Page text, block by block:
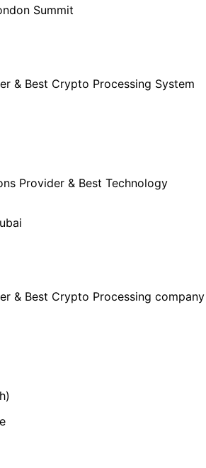
Summit
& Best Crypto Processing System
Provider & Best Technology
& Best Crypto Processing company